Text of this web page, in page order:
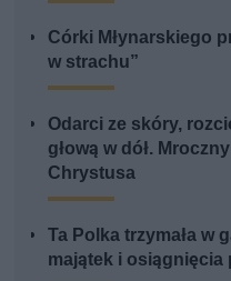
Córki Młynarskiego
w strachu”
Odarci ze skóry,
głową w dół.
Chrystusa
Ta Polka trzymała w
majątek i osiągnięcia